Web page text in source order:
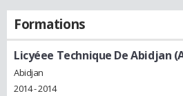
Formations
Licyéee Technique De Abidjan
Abidjan
2014 - 2014